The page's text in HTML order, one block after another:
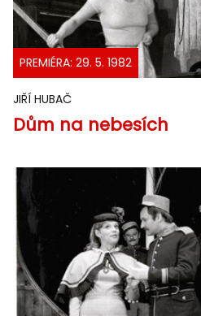
PREMIÉRA: 29. 5. 1982
JIŘÍ HUBAČ
Dům na nebesích